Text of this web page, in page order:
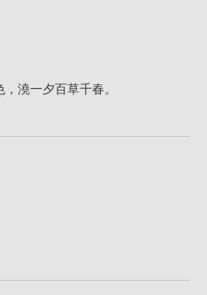
澆一夕百草千春。